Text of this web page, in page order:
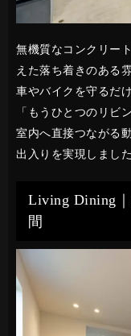
無機質なコンクリー
えた落ち着きのある雰
車やバイクを守るだ
「もうひとつのリビ
室内へ直接つながる
出入りを実現しました
Living Dining
間